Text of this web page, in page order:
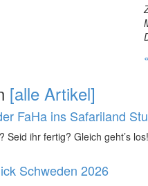
[alle Artikel]
FaHa ins Safariland
Seid ihr fertig? Gleich geht’s
Schweden 2026